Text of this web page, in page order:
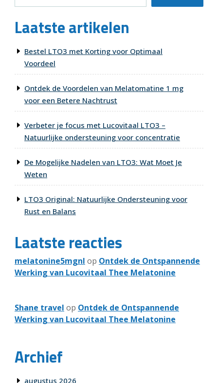
Laatste artikelen
Bestel LTO3 met Korting voor Optimaal
Voordeel
Ontdek de Voordelen van Melatomatine 1 mg
voor een Betere Nachtrust
Verbeter je focus met Lucovitaal LTO3 –
Natuurlijke ondersteuning voor concentratie
De Mogelijke Nadelen van LTO3: Wat Moet Je
Weten
LTO3 Original: Natuurlijke Ondersteuning voor
Rust en Balans
Laatste reacties
melatonine5mgnl op Ontdek de Ontspannende
Werking van Lucovitaal Thee Melatonine
Shane travel op Ontdek de Ontspannende
Werking van Lucovitaal Thee Melatonine
Archief
augustus 2026